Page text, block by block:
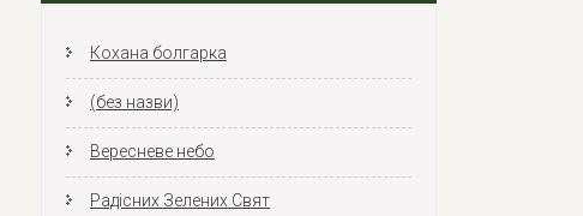
Кохана болгарка
(без назви)
Вересневе небо
Радісних Зелених Свят